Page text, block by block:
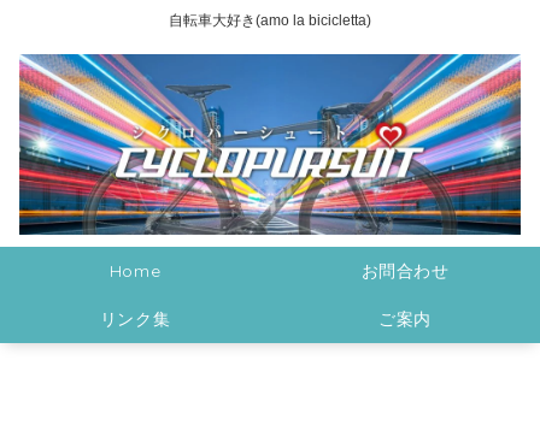
自転車大好き(amo la bicicletta)
Home お問合わせ
リンク集 ご案内